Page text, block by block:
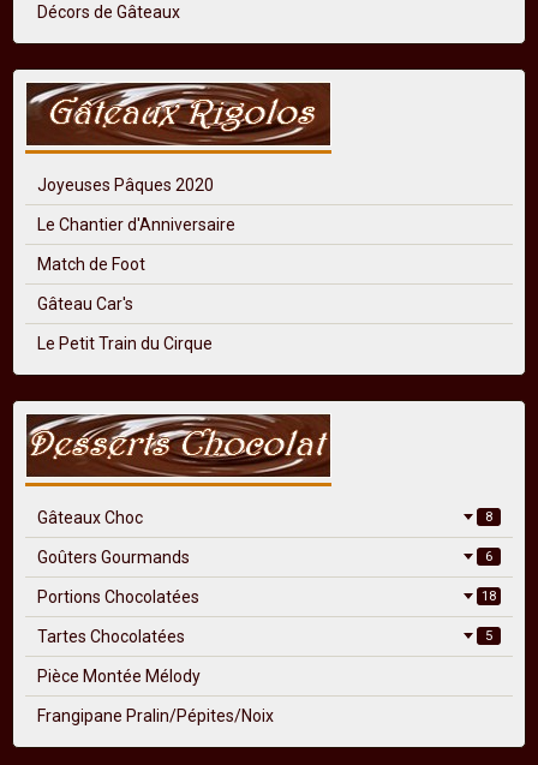
Décors de Gâteaux
Joyeuses Pâques 2020
Le Chantier d'Anniversaire
Match de Foot
Gâteau Car's
Le Petit Train du Cirque
Gâteaux Choc 8
Goûters Gourmands 6
Portions Chocolatées 18
Tartes Chocolatées 5
Pièce Montée Mélody
Frangipane Pralin/Pépites/Noix